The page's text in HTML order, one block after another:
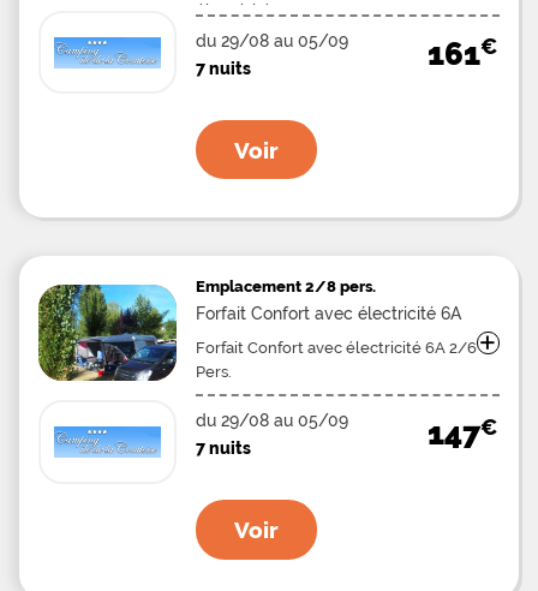
électricité 6A 2/6 Pers.
du 29/08 au 05/09
7 nuits
161€
Voir
Emplacement 2/8 pers.
Forfait Confort avec électricité 6A
Forfait Confort avec électricité 6A 2/6
Pers.
+
du 29/08 au 05/09
7 nuits
147€
Voir